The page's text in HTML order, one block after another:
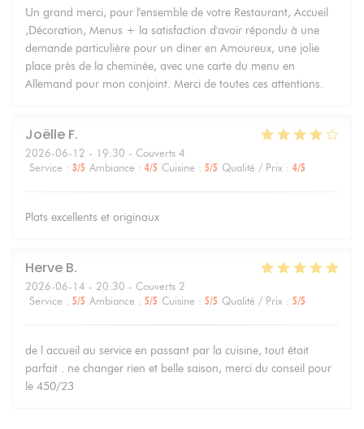
Un grand merci, pour l'ensemble de votre Restaurant, Accueil
,Décoration, Menus + la satisfaction d'avoir répondu à une
demande particulière pour un diner en Amoureux, une jolie
place près de la cheminée, avec une carte du menu en
Allemand pour mon conjoint. Merci de toutes ces attentions.
Joëlle F
2026-06-12 - 19:30 - Couverts 4
Service : 3/5 Ambiance : 4/5 Cuisine : 5/5 Qualité / Prix : 4/5
Plats excellents et originaux
Herve B
2026-06-14 - 20:30 - Couverts 2
Service : 5/5 Ambiance : 5/5 Cuisine : 5/5 Qualité / Prix : 5/5
de l accueil au service en passant par la cuisine, tout était
parfait . ne changer rien et belle saison, merci du conseil pour
le 450/23